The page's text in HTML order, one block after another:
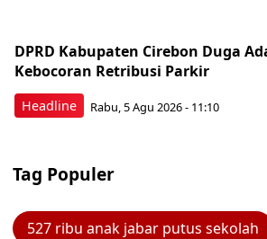
Headline
DPRD Kabupaten Cirebon Duga
Kebocoran Retribusi Parkir
Rabu, 5 Agu 2026 - 11:10
Tag Populer
527 ribu anak jabar putus sekolah